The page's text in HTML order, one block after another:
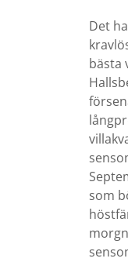
Det
bästa
som